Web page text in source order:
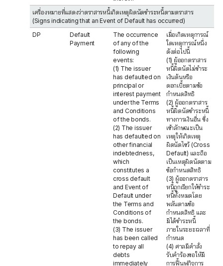
เครื่องหมายที่แสดงว่าตราสารหนี้เกิดเหตุผิดนัดชำระหนี้ตามตราสาร
(Signs indicating that an Event of Default has occurred)
DP
Default
Payment
The occurrence
of any of the
following
events:
(1) The issuer
has defaulted on
principal or
interest payment
under the Terms
and Conditions
of the bonds.
(2) The issuer
has defaulted on
other financial
indebtedness,
which
constitutes a
cross default
and Event of
Default under
the Terms and
Conditions of
the bonds.
(3) The issuer
has been called
to repay all
debts
immediately
เมื่อเกิดเหตุการณ์
ใดเหตุการณ์หนึ่ง
ดังต่อไปนี้
(1) ผู้ออกตราสาร
หนี้ผิดนัดไม่ชำระ
เงินต้นหรือ
ดอกเบี้ยตามข้อ
กำหนดสิทธิ
(2) ผู้ออกตราสาร
หนี้ผิดนัดชำระหนี้
ทางการเงินอื่น ซึ่ง
เข้าลักษณะเป็น
เหตุให้เกิดเหตุ
ผิดนัดไขว้ (Cross
Default) และถือ
เป็นเหตุผิดนัดตาม
ข้อกำหนดสิทธิ
(3) ผู้ออกตราสาร
หนี้ถูกเรียกให้ชำระ
หนี้ทั้งหมดโดย
พลันตามข้อ
กำหนดสิทธิ และ
มิได้ชำระหนี้
ภายในระยะเวลาที่
กำหนด
(4) ศาลมีคำสั่ง
รับคำร้องขอให้มี
การฟื้นฟูกิจการ